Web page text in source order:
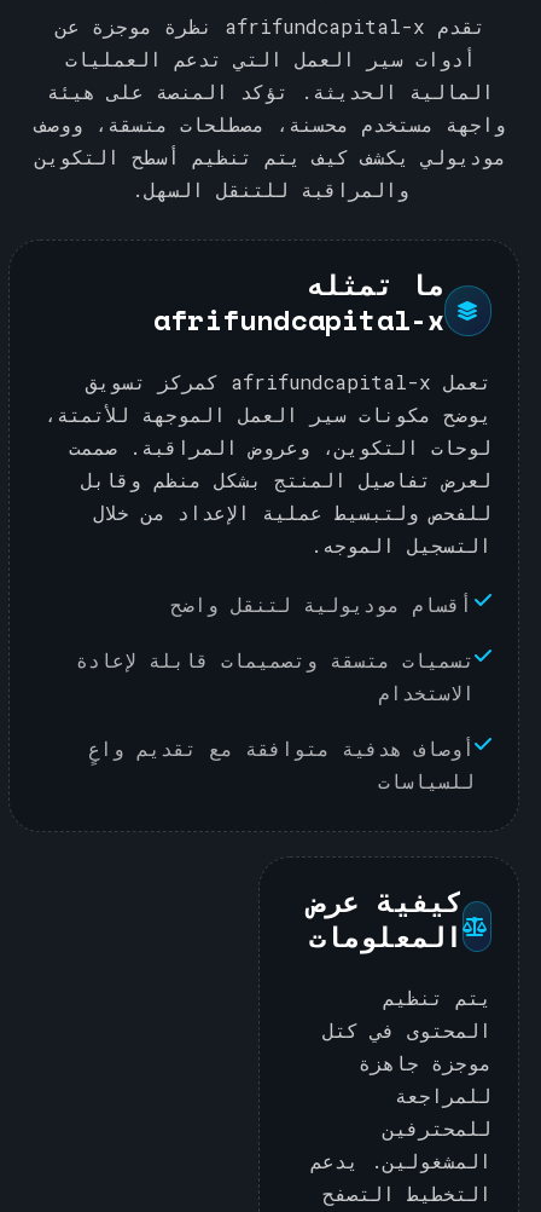
تقدم afrifundcapital-x نظرة موجزة عن
أدوات سير العمل التي تدعم العمليات
المالية الحديثة. تؤكد المنصة على هيئة
واجهة مستخدم محسنة، مصطلحات متسقة، ووصف
موديولي يكشف كيف يتم تنظيم أسطح التكوين
والمراقبة للتنقل السهل.
ما تمثله
afrifundcapital-x
تعمل afrifundcapital-x كمركز تسويق
يوضح مكونات سير العمل الموجهة للأتمتة،
لوحات التكوين، وعروض المراقبة. صممت
لعرض تفاصيل المنتج بشكل منظم وقابل
للفحص ولتبسيط عملية الإعداد من خلال
التسجيل الموجه.
أقسام موديولية لتنقل واضح
تسميات متسقة وتصميمات قابلة لإعادة
الاستخدام
أوصاف هدفية متوافقة مع تقديم واعٍ
للسياسات
كيفية عرض
المعلومات
يتم تنظيم
المحتوى في كتل
موجزة جاهزة
للمراجعة
للمحترفين
المشغولين. يدعم
التخطيط التصفح